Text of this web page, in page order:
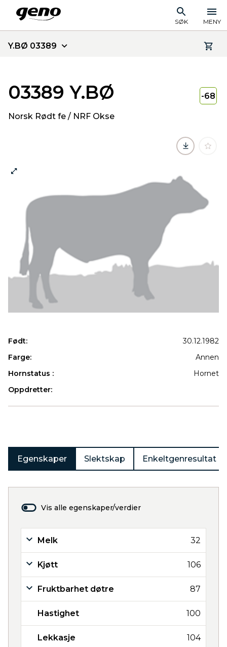
SØK MENY
Y.BØ 03389
03389 Y.BØ
Norsk Rødt fe / NRF Okse
-68
Født:
30.12.1982
Farge:
Annen
Hornstatus :
Hornet
Oppdretter:
Egenskaper Slektskap Enkeltgenresultat
Vis alle egenskaper/verdier
Melk 32
Kjøtt 106
Fruktbarhet døtre 87
Hastighet 100
Lekkasje 104